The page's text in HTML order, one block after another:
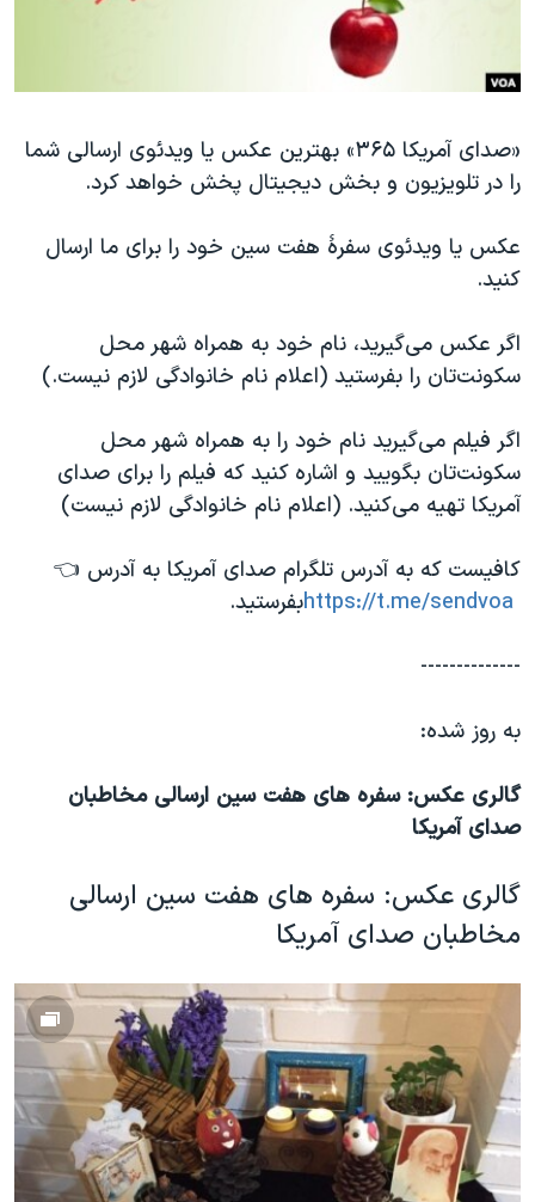
فرهنگ و زندگی
حقوق شهروندی
علم و فناوری
اسرائیل در جنگ
گالری عکس
آرشیو پخش زنده
انتخابات ریاست جمهوری آمریکا ۲۰۲۴
رمز مهسا
ورزش زنان در ایران
اعتراضات زن، زندگی، آزادی
مجموعه مستندهای دادخواهی
دادگاه حمید نوری
قانون شفافیت دارائی کادر رهبری ایران
اعتراضات مردمی آبان ۹۸
نرگس محمدی برنده جایزه نوبل صلح
صفحه‌های ویژه
زبانهای مختلف
«صدای آمریکا ۳۶۵» بهترین عکس یا ویدئوی ارسالی شما
را در تلویزیون و بخش دیجیتال پخش خواهد کرد.
عکس یا ویدئوی سفرۀ هفت سین خود را برای ما ارسال
کنید.
اگر عکس می‌گیرید، نام خود به همراه شهر محل
سکونت‌تان را بفرستید (اعلام نام خانوادگی لازم نیست.)
اگر فیلم می‌گیرید نام خود را به همراه شهر محل
سکونت‌تان بگویید و اشاره کنید که فیلم را برای صدای
آمریکا تهیه می‌کنید. (اعلام نام خانوادگی لازم نیست)
کافیست که به آدرس تلگرام صدای آمریکا به آدرس 👈
https://t.me/sendvoa
بفرستید.
--------------
به روز شده:‌
گالری عکس: سفره های هفت سین ارسالی مخاطبان
صدای آمریکا
گالری عکس: سفره های هفت سین ارسالی
مخاطبان صدای آمریکا